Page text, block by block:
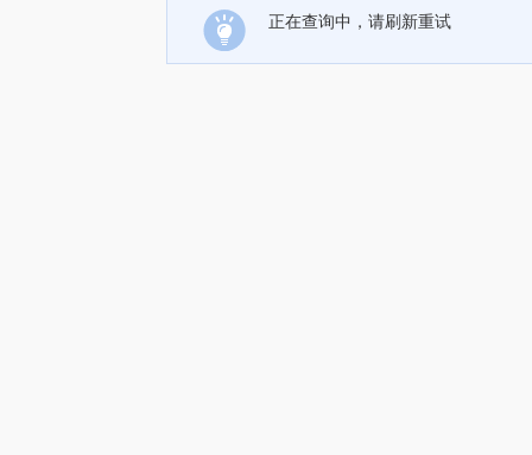
正在查询中，请刷新重试